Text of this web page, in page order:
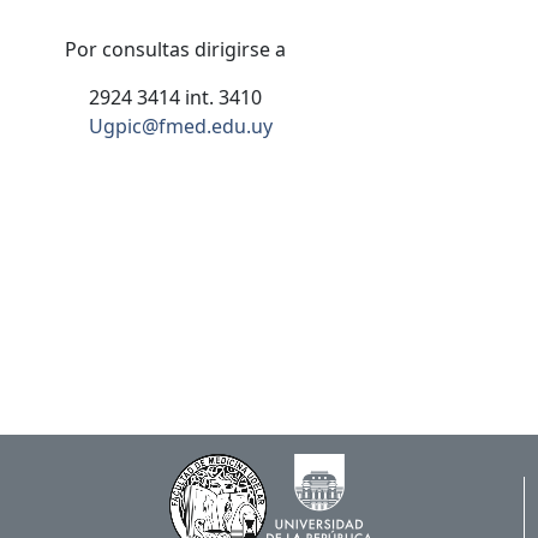
Por consultas dirigirse a
2924 3414 int. 3410
Ugpic@fmed.edu.uy